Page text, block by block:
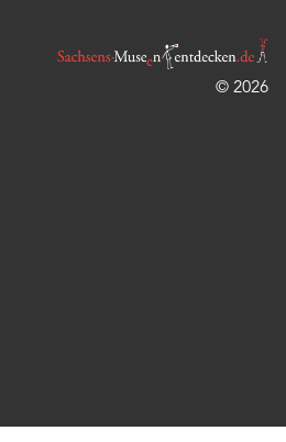
© 2026